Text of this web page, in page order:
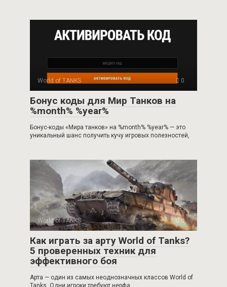
World of TANKS 0
Бонус коды для Мир Танков на
%month% %year%
Бонус-коды «Мира танков» на %month% %year% — это
уникальный шанс получить кучу игровых полезностей,
World of TANKS 0
Как играть за арту World of Tanks?
5 проверенных техник для
эффективного боя
Арта — один из самых неоднозначных классов World of
Tanks. Одни игроки требуют нерфа